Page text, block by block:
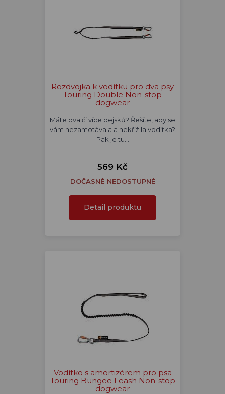
Rozdvojka k vodítku pro dva psy
Touring Double Non-stop
dogwear
Máte dva či více pejsků? Řešíte, aby se
vám nezamotávala a nekřížila vodítka?
Pak je tu…
569 Kč
DOČASNĚ NEDOSTUPNÉ
Detail produktu
Vodítko s amortizérem pro psa
Touring Bungee Leash Non-stop
dogwear